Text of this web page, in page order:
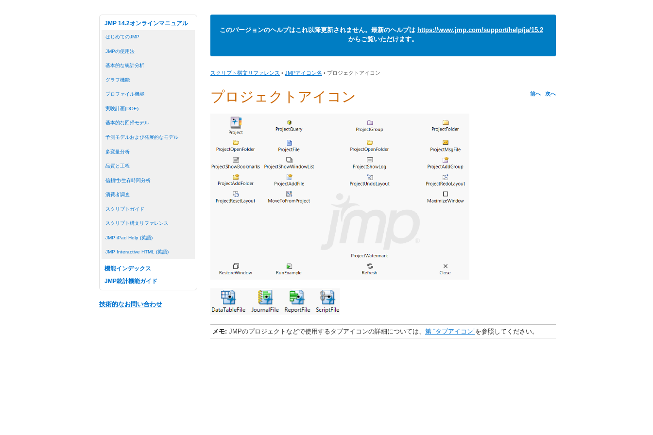
JMP 14.2オンラインマニュアル
はじめてのJMP
JMPの使用法
基本的な統計分析
グラフ機能
プロファイル機能
実験計画(DOE)
基本的な回帰モデル
予測モデルおよび発展的なモデル
多変量分析
品質と工程
信頼性/生存時間分析
消費者調査
スクリプトガイド
スクリプト構文リファレンス
JMP iPad Help (英語)
JMP Interactive HTML (英語)
機能インデックス
JMP統計機能ガイド
技術的なお問い合わせ
このバージョンのヘルプはこれ以降更新されません。最新のヘルプは https://www.jmp.com/support/help/ja/15.2
からご覧いただけます。
スクリプト構文リファレンス • JMPアイコン名 • プロジェクトアイコン
前へ 次へ
プロジェクトアイコン
メモ: JMPのプロジェクトなどで使用するタブアイコンの詳細については、 第 “タブアイコン”を参照してください。